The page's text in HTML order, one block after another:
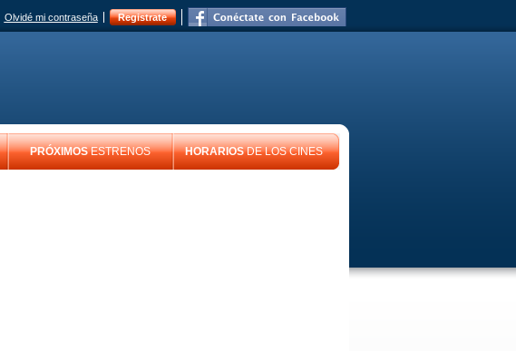
Olvidé mi contraseña Registrate
PRÓXIMOSESTRENOS HORARIOSDE LOS CINES